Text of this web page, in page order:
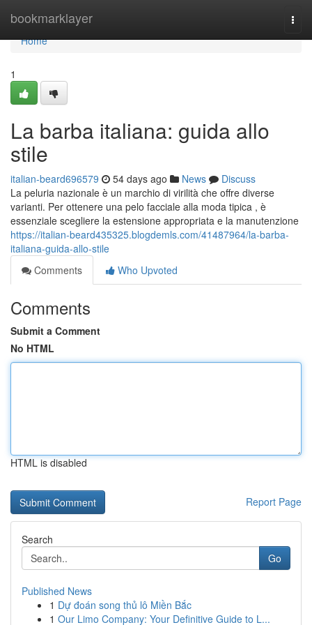
bookmarklayer
Home
Home
1
La barba italiana: guida allo
stile
italian-beard696579 54 days ago News
Discuss
La peluria nazionale è un marchio di virilità che offre diverse
varianti. Per ottenere una pelo facciale alla moda tipica , è
essenziale scegliere la estensione appropriata e la manutenzione
https://italian-beard435325.blogdemls.com/41487964/la-barba-
italiana-guida-allo-stile
Comments
Who Upvoted
Comments
Submit a Comment
No HTML
HTML is disabled
Report Page
Search
Go
Published News
1 Dự đoán song thủ lô Miền Bắc
1 Our Limo Company: Your Definitive Guide to L...